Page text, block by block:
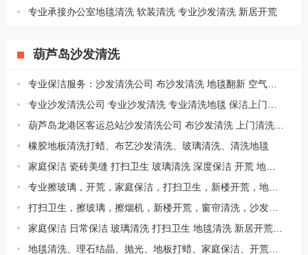
专业承接办公室地毯清洗 软装清洗 专业沙发清洗 新居开荒
葫芦岛沙发清洗
专业保洁服务：沙发清洗公司 布沙发清洗 地毯翻新 空气治理
专业沙发清洗公司 专业沙发清洗 专业清洗地毯 保洁上门打扫
葫芦岛龙港区客运总站沙发清洗公司 布沙发清洗 上门清洗地毯 家政服务
橡胶地板清洗打蜡、布艺沙发清洗、玻璃清洗、清洗地毯
家庭保洁 瓷砖美缝 打扫卫生 玻璃清洗 深度保洁 开荒 地毯清洗
专业擦玻璃，开荒，家庭保洁，打扫卫生，新楼开荒，地板打蜡，沙发清洗
打扫卫生，擦玻璃，擦烟机，新楼开荒，窗帘清洗，沙发清洗，高空清洗等服务
家庭保洁 日常保洁 玻璃清洗 打扫卫生 地毯清洗 新居开荒 油烟机清洗
地毯清洗、理石结晶、抛光、地板打蜡、家庭保洁、开荒保洁